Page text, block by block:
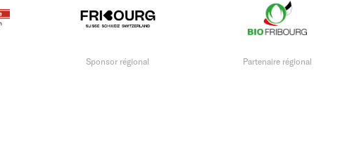
Sponsor régional Partenaire régional